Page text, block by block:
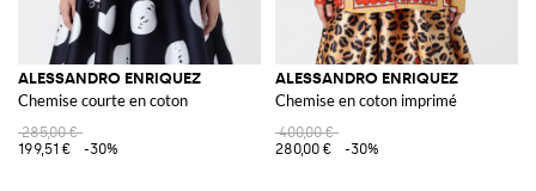
ALESSANDRO ENRIQUEZ
Chemise courte en coton
285,00 €
199,51 €
-30%
ALESSANDRO ENRIQUEZ
Chemise en coton imprimé
400,00 €
280,00 €
-30%